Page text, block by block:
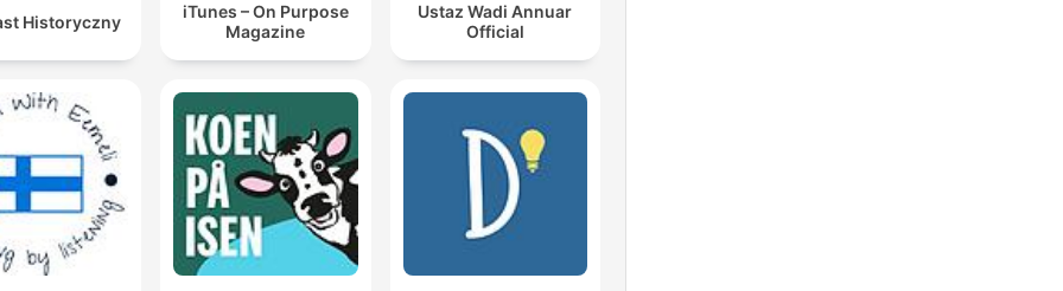
Historyczny
iTunes – On Purpose
Magazine
Ustaz Wadi Annuar
Official